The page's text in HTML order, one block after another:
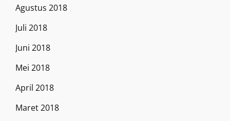
Agustus 2018
Juli 2018
Juni 2018
Mei 2018
April 2018
Maret 2018